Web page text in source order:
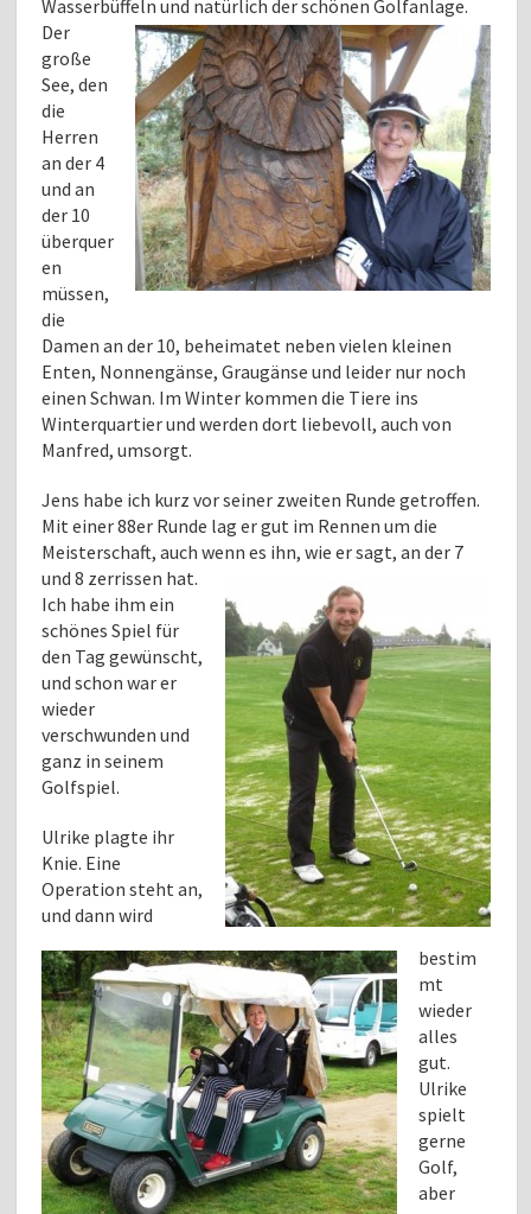
Wasserbüffelnund natürlich der schönen Golfanlage.
Der
große
See, den
die
Herren
an der 4
und an
der 10
überquer
en
müssen,
die
Damen an der 10, beheimatet neben vielen kleinen
Enten, Nonnengänse, Graugänse und leider nur noch
einen Schwan. Im Winter kommen die Tiere ins
Winterquartier und werden dort liebevoll, auch von
Manfred, umsorgt.
Jens habe ich kurz vor seiner zweiten Runde getroffen.
Mit einer 88er Runde lag er gut im Rennen um die
Meisterschaft, auch wenn es ihn, wie ersagt, an der 7
und 8 zerrissen hat.
Ich habe ihm ein
schönes Spiel für
den Tag gewünscht,
und schon war er
wieder
verschwunden und
ganz in seinem
Golfspiel.
Ulrike plagte ihr
Knie. Eine
Operation steht an,
und dann wird
bestim
mt
wieder
alles
gut.
Ulrike
spielt
gerne
Golf,
aber